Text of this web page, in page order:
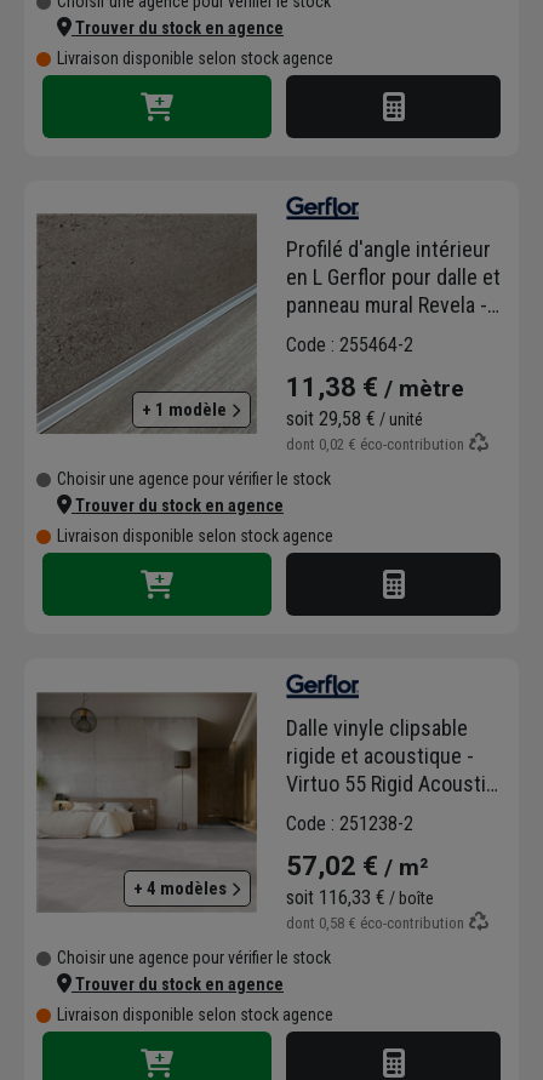
Trouver du stock en agence
Livraison disponible selon stock agence
+ 1 modèle
Profilé d'angle intérieur
en L Gerflor pour dalle et
panneau mural Revela -
alu - 12,0 MM x 12 MM -
Code : 255464-2
11,38 € / mètre
soit 29,58 € / unité
dont 0,02 € éco-contribution
Choisir une agence pour vérifier le stock
Trouver du stock en agence
Livraison disponible selon stock agence
+ 4 modèles
Dalle vinyle clipsable
rigide et acoustique -
Virtuo 55 Rigid Acoustic
- 73,0 CM x 39,9 CM - ép.
Code : 251238-2
57,02 € / m²
soit 116,33 € / boîte
dont 0,58 € éco-contribution
Choisir une agence pour vérifier le stock
Trouver du stock en agence
Livraison disponible selon stock agence